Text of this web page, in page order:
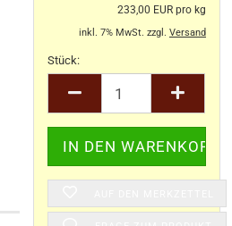
233,00 EUR pro kg
inkl. 7% MwSt. zzgl. Versand
Stück:
Stück